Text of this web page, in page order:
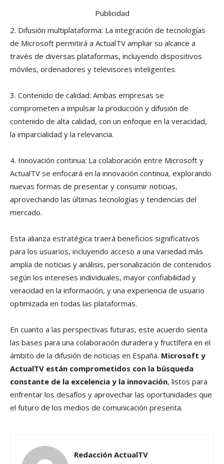
Publicidad
2. Difusión multiplataforma: La integración de tecnologías
de Microsoft permitirá a ActualTV ampliar su alcance a
través de diversas plataformas, incluyendo dispositivos
móviles, ordenadores y televisores inteligentes.
3. Contenido de calidad: Ambas empresas se
comprometen a impulsar la producción y difusión de
contenido de alta calidad, con un enfoque en la veracidad,
la imparcialidad y la relevancia.
4. Innovación continua: La colaboración entre Microsoft y
ActualTV se enfocará en la innovación continua, explorando
nuevas formas de presentar y consumir noticias,
aprovechando las últimas tecnologías y tendencias del
mercado.
Esta alianza estratégica traerá beneficios significativos
para los usuarios, incluyendo acceso a una variedad más
amplia de noticias y análisis, personalización de contenidos
según los intereses individuales, mayor confiabilidad y
veracidad en la información, y una experiencia de usuario
optimizada en todas las plataformas.
En cuanto a las perspectivas futuras, este acuerdo sienta
las bases para una colaboración duradera y fructífera en el
ámbito de la difusión de noticias en España. Microsoft y
ActualTV están comprometidos con la búsqueda
constante de la excelencia y la innovación, listos para
enfrentar los desafíos y aprovechar las oportunidades que
el futuro de los medios de comunicación presenta.
Redacción ActualTV